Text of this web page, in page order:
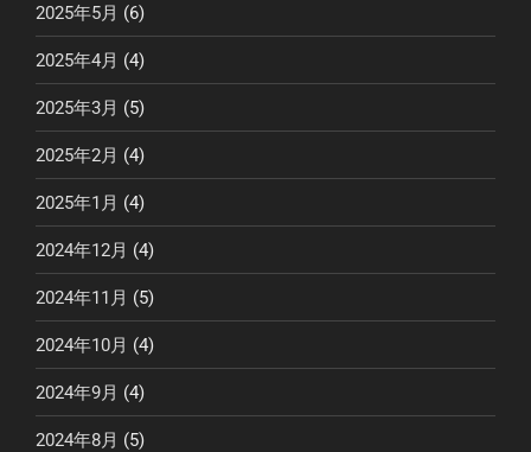
2025年5月 (6)
2025年4月 (4)
2025年3月 (5)
2025年2月 (4)
2025年1月 (4)
2024年12月 (4)
2024年11月 (5)
2024年10月 (4)
2024年9月 (4)
2024年8月 (5)